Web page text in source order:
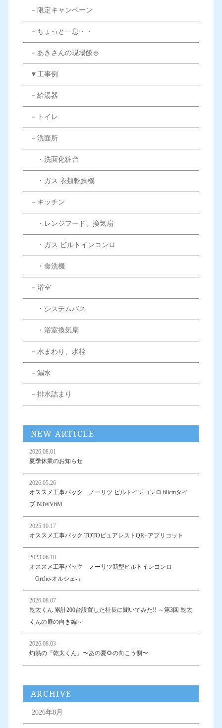
－限定キャンペーン
－ちょっと一息・・
－あきさんの現場飯🍚
▼工事例
－給湯器
－トイレ
－洗面所
・洗面化粧台
・ガス 衣類乾燥機
－キッチン
・レンジフード、換気扇
・ガス ビルトインコンロ
・食洗機
－浴室
・システムバス
・浴室換気扇
－水まわり、水栓
－漏水
－排水詰まり
NEW ARTICLE
2026.08.01
夏季休業のお知らせ
2026.05.26
オススメ工事パック ノーリツ ビルトインコンロ 60cmタイ
プ N3WV6M
2025.10.17
オススメ工事パック TOTOピュアレストQR+アプリコット
2023.06.10
オススメ工事パック ノーリツ新型ビルトインコンロ
「Orche-オルシェ-」
2026.08.07
乾太くん 累計200台設置した社長に聞いてみた!! ～第3回 乾太
くんの扉の向き編～
2026.08.03
灼熱の『乾太くん』〜あの夏🌻の向こう側〜
ARCHIVE
2026年8月